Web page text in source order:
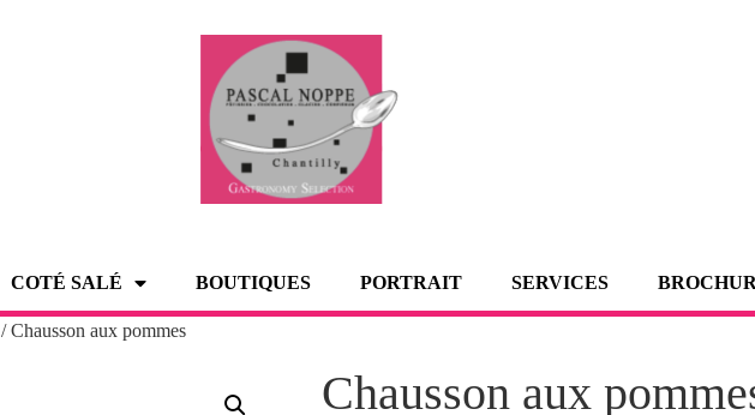
COTÉ SALÉ BOUTIQUES PORTRAIT SERVICES
/ Chausson aux pommes
Chausson aux